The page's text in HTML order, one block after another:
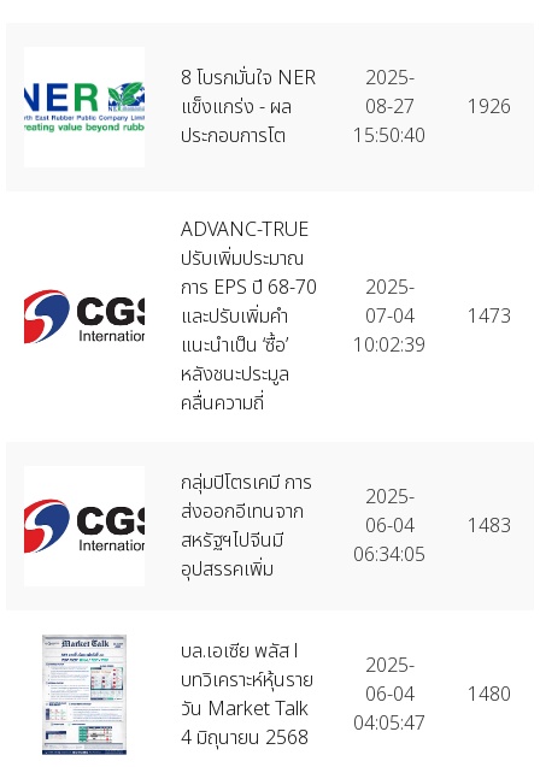
8 โบรกมั่นใจ NER
แข็งแกร่ง - ผล
ประกอบการโต
2025-
08-27
15:50:40
1926
ADVANC-TRUE
ปรับเพิ่มประมาณ
การ EPS ปี 68-70
และปรับเพิ่มคำ
แนะนำเป็น ‘ซื้อ’
หลังชนะประมูล
คลื่นความถี่
2025-
07-04
10:02:39
1473
กลุ่มปิโตรเคมี การ
ส่งออกอีเทนจาก
สหรัฐฯไปจีนมี
อุปสรรคเพิ่ม
2025-
06-04
06:34:05
1483
บล.เอเซีย พลัส l
บทวิเคราะห์หุ้นราย
วัน Market Talk
4 มิถุนายน 2568
2025-
06-04
04:05:47
1480